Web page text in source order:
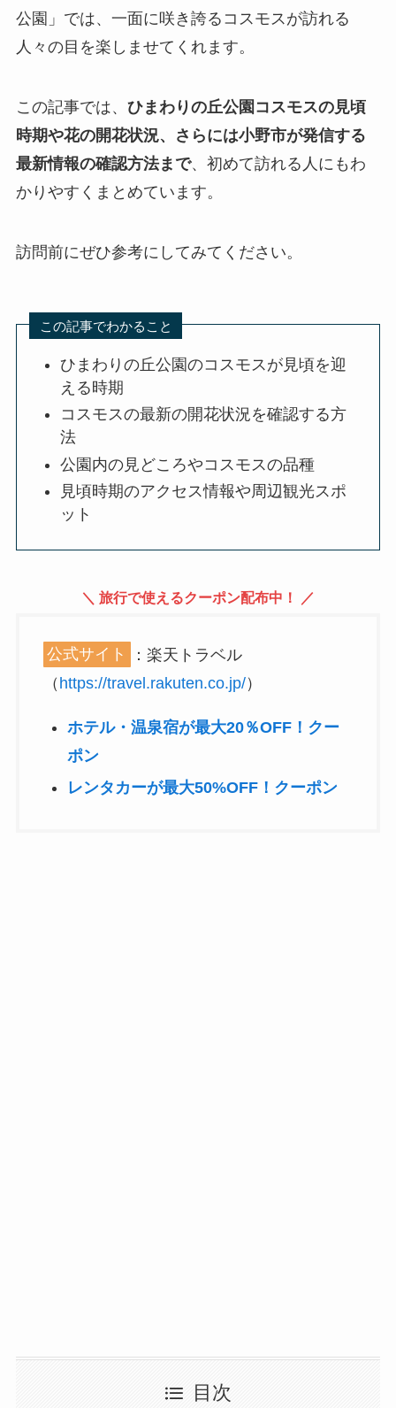
公園」では、一面に咲き誇るコスモスが訪れる
人々の目を楽しませてくれます。
この記事では、 ひまわりの丘公園コスモスの見頃
時期や花の開花状況、さらには小野市が発信する
最新情報の確認方法まで、初めて訪れる人にもわ
かりやすくまとめています。
訪問前にぜひ参考にしてみてください。
この記事でわかること
ひまわりの丘公園のコスモスが見頃を迎
える時期
コスモスの最新の開花状況を確認する方
法
公園内の見どころやコスモスの品種
見頃時期のアクセス情報や周辺観光スポ
ット
＼ 旅行で使えるクーポン配布中！ ／
公式サイト
：楽天トラベル
（ https://travel.rakuten.co.jp/）
ホテル・温泉宿が最大20％OFF！クー
ポン
レンタカーが最大50%OFF！クーポン
目次